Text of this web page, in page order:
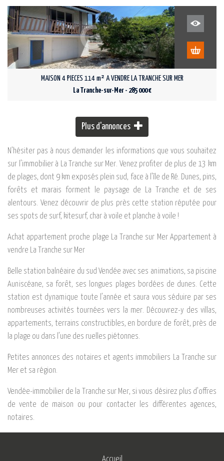
MAISON 4 PIECES 114 m² A VENDRE LA TRANCHE SUR MER
La Tranche-sur-Mer - 285 000 €
Plus d'annonces
N’hésiter pas à nous demander les informations que vous souhaitez
sur l’immobilier à La Tranche sur Mer. Venez profiter de plus de 13 km
de plages, dont 9 km exposés plein sud, face à l’île de Ré. Dunes, pins,
forêts et marais forment le paysage de La Tranche et de ses
alentours. Venez découvrir de plus près cette station réputée pour
ses spots de surf, kitesurf, char à voile et planche à voile !
Achat appartement proche plage La Tranche sur Mer Appartement à
vendre La Tranche sur Mer
Belle station balnéaire du sud Vendée avec ses animations, sa piscine
Auniscéane, sa forêt, ses longues plages bordées de dunes. Cette
station est dynamique toute l’année et saura vous séduire par ses
nombreuses activités tournées vers la mer. Découvrez-y des villas,
appartements, terrains constructibles, en bordure de forêt, près de
la plage ou dans l’une des ruelles piétonnes.
Petites annonces des notaires et agents immobiliers La Tranche sur
Mer et sa région.
Vendée-immobilier de la Tranche sur Mer, si vous désirez plus d’offres
de vente de maison ou pour contacter les différentes agences,
notaires.
Accueil